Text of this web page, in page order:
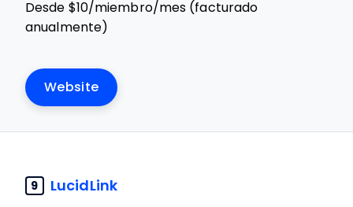
Desde $10/miembro/mes (facturado
anualmente)
Website
9 LucidLink